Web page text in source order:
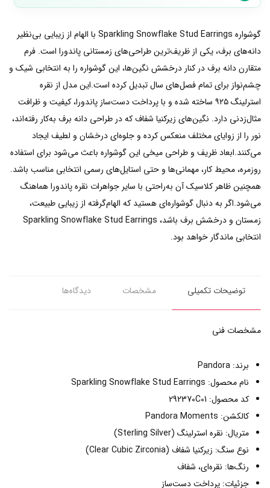
گوشواره Sparkling Snowflake Stud Earrings با الهام از زیبایی بی‌نظیر
دانه‌های برف، یکی از ظریف‌ترین طراحی‌های زمستانی پاندورا است. فرم
متقارن دانه برف در کنار درخشش نگین‌ها، این گوشواره را به انتخابی شیک و
چشم‌نواز برای تمام فصل‌های سال تبدیل کرده است.این مدل از نقره
استرلینگ ۹۲۵ ساخته شده و با پرداخت دست‌ساز پاندورا، کیفیت و ظرافت
مثال‌زدنی دارد. نگین‌های زیرکنیا شفاف که در طراحی دانه برف به‌کار رفته‌اند،
نور را از زوایای مختلف منعکس کرده و جلوه‌ای درخشان و لطیف ایجاد
می‌کنند.ابعاد ظریف و طراحی میخی این گوشواره باعث می‌شود برای استفاده
روزمره، محیط کار، مهمانی‌ها و حتی استایل‌های رسمی انتخابی مناسب باشد.
همچنین ظاهر کلاسیک آن به‌راحتی با سایر جواهرات نقره پاندورا هماهنگ
می‌شود.اگر به دنبال گوشواره‌ای هستید که الهام‌گرفته از زیبایی طبیعت،
زمستان و درخشش برف باشد، Sparkling Snowflake Stud Earrings
انتخابی ماندگار خواهد بود.
توضیحات تکمیلی مشخصات دیدگاه‌ها
مشخصات فنی
برند: Pandora
نام محصول: Sparkling Snowflake Stud Earrings
کد محصول: 292370C01
کالکشن: Pandora Moments
متریال: نقره استرلینگ (Sterling Silver)
نوع سنگ: زیرکنیا شفاف (Clear Cubic Zirconia)
رنگ‌ها: نقره‌ای، شفاف
جزئیات: پرداخت دست‌ساز